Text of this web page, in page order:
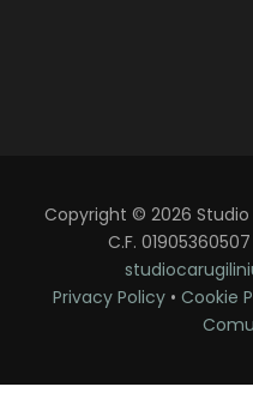
Copyright © 2026 Studio
C.F. 01905360507
Privacy Policy • Cookie